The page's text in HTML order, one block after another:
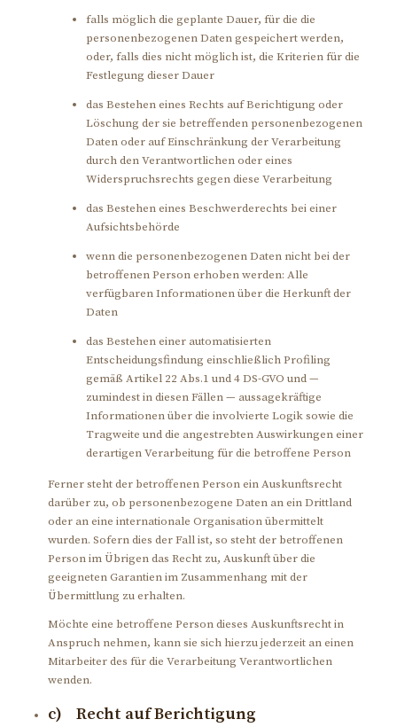
falls möglich die geplante Dauer, für die die
personenbezogenen Daten gespeichert werden,
oder, falls dies nicht möglich ist, die Kriterien für die
Festlegung dieser Dauer
das Bestehen eines Rechts auf Berichtigung oder
Löschung der sie betreffenden personenbezogenen
Daten oder auf Einschränkung der Verarbeitung
durch den Verantwortlichen oder eines
Widerspruchsrechts gegen diese Verarbeitung
das Bestehen eines Beschwerderechts bei einer
Aufsichtsbehörde
wenn die personenbezogenen Daten nicht bei der
betroffenen Person erhoben werden: Alle
verfügbaren Informationen über die Herkunft der
Daten
das Bestehen einer automatisierten
Entscheidungsfindung einschließlich Profiling
gemäß Artikel 22 Abs.1 und 4 DS-GVO und —
zumindest in diesen Fällen — aussagekräftige
Informationen über die involvierte Logik sowie die
Tragweite und die angestrebten Auswirkungen einer
derartigen Verarbeitung für die betroffene Person
Ferner steht der betroffenen Person ein Auskunftsrecht
darüber zu, ob personenbezogene Daten an ein Drittland
oder an eine internationale Organisation übermittelt
wurden. Sofern dies der Fall ist, so steht der betroffenen
Person im Übrigen das Recht zu, Auskunft über die
geeigneten Garantien im Zusammenhang mit der
Übermittlung zu erhalten.
Möchte eine betroffene Person dieses Auskunftsrecht in
Anspruch nehmen, kann sie sich hierzu jederzeit an einen
Mitarbeiter des für die Verarbeitung Verantwortlichen
wenden.
c) Recht auf Berichtigung